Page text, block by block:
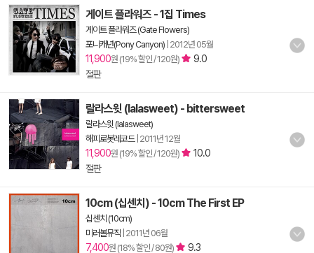
게이트 플라워즈 - 1집 Times
게이트 플라워즈 (Gate Flowers)
포니캐년(Pony Canyon) 2012년 05월
11,900원 (19% 할인 / 120원)
9.0
절판
랄라스윗 (lalasweet) - bittersweet
랄라스윗 (lalasweet)
해피로봇레코드| 2011년 12월
11,900원 (19% 할인 / 120원)
10.0
절판
10cm (십센치) - 10cm The First EP
십센치 (10cm)
미러볼뮤직 2011년 06월
7,400원 (18% 할인 / 80원) 9.3